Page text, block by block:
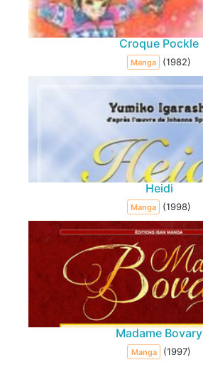
Croque Pockle
Manga (1982)
Heidi
Manga (1998)
Madame Bovary
Manga (1997)